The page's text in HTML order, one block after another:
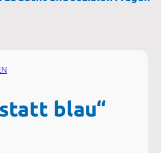
blau“